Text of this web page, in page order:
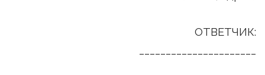
ОТВЕТЧИК: